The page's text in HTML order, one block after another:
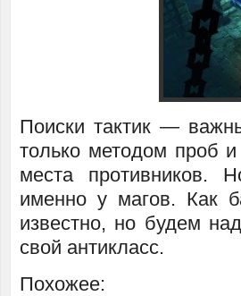
Поиски тактик —
только методом проб
места противников.
именно у магов. Как
известно, но будем
свой антикласс.
Похожее: